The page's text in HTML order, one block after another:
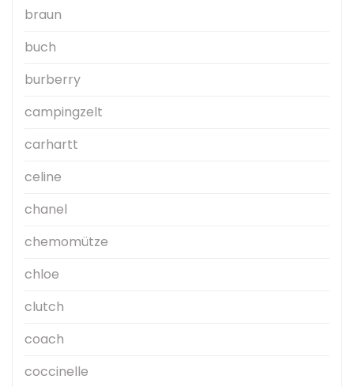
braun
buch
burberry
campingzelt
carhartt
celine
chanel
chemomütze
chloe
clutch
coach
coccinelle